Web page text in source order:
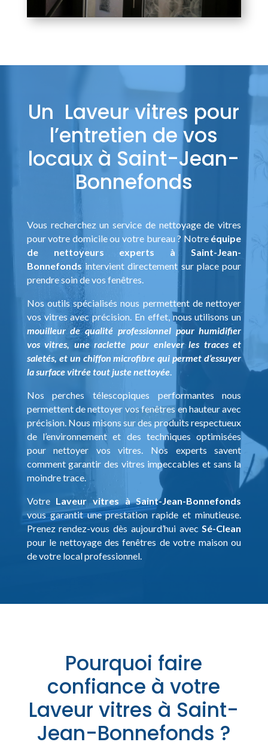
Un Laveur vitres pour
l’entretien de vos
locaux à Saint-Jean-
Bonnefonds
Vous recherchez un service de nettoyage de vitres
pour votre domicile ou votre bureau ? Notre équipe
de nettoyeurs experts à Saint-Jean-
Bonnefondsintervient directement sur place pour
prendre soin de vos fenêtres.
Nos outils spécialisés nous permettent de nettoyer
vos vitres avec précision. En effet, nous utilisons un
mouilleur de qualité professionnel pour humidifier
vos vitres, une raclette pour enlever les traces et
saletés, et un chiffon microfibre qui permet d’essuyer
la surface vitrée tout juste nettoyée.
Nos perches télescopiques performantes nous
permettent de nettoyer vos fenêtres en hauteur avec
précision. Nous misons sur des produits respectueux
de l’environnement et des techniques optimisées
pour nettoyer vos vitres. Nos experts savent
comment garantir des vitres impeccables et sans la
moindre trace.
Votre Laveur vitres à Saint-Jean-Bonnefonds
vous garantit une prestation rapide et minutieuse.
Prenez rendez-vous dès aujourd’hui avec Sé-Clean
pour le nettoyage des fenêtres de votre maison ou
de votre local professionnel.
Pourquoi faire
confiance à votre
Laveur vitres à Saint-
Jean-Bonnefonds ?